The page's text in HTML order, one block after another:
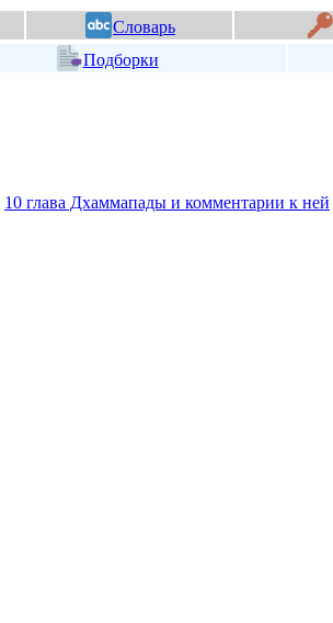
Словарь
Подборки
10 глава Дхаммапады и комментарии к ней